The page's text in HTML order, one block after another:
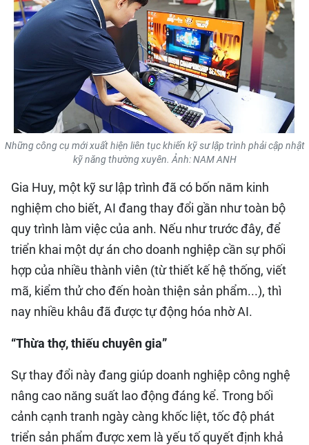
QUỐC TẾ
THỂ THAO
DU LỊCH
HỒ SƠ - TƯ LIỆU
NHÂN DÂN ĐIỆN TỬ
NHÂN DÂN HẰNG THÁNG
NHÂN DÂN CUỐI TUẦN
Những công cụ mới xuất hiện liên tục khiến kỹ sư lập trình phải cập nhật
kỹ năng thường xuyên. Ảnh: NAM ANH
Gia Huy, một kỹ sư lập trình đã có bốn năm kinh
nghiệm cho biết, AI đang thay đổi gần như toàn bộ
quy trình làm việc của anh. Nếu như trước đây, để
triển khai một dự án cho doanh nghiệp cần sự phối
hợp của nhiều thành viên (từ thiết kế hệ thống, viết
mã, kiểm thử cho đến hoàn thiện sản phẩm...), thì
nay nhiều khâu đã được tự động hóa nhờ AI.
“Thừa thợ, thiếu chuyên gia”
Sự thay đổi này đang giúp doanh nghiệp công nghệ
nâng cao năng suất lao động đáng kể. Trong bối
cảnh cạnh tranh ngày càng khốc liệt, tốc độ phát
triển sản phẩm được xem là yếu tố quyết định khả